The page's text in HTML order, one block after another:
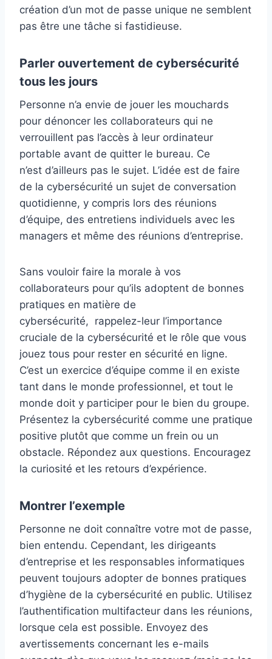
création d’un mot de passe unique ne semblent
pas être une tâche si fastidieuse.
Parler ouvertement de cybersécurité
tous les jours
Personne n’a envie de jouer les mouchards
pour dénoncer les collaborateurs qui ne
verrouillent pas l’accès à leur ordinateur
portable avant de quitter le bureau. Ce
n’est d’ailleurs pas le sujet. L’idée est de faire
de la cybersécurité un sujet de conversation
quotidienne, y compris lors des réunions
d’équipe, des entretiens individuels avec les
managers et même des réunions d’entreprise.
Sans vouloir faire la morale à vos
collaborateurs pour qu’ils adoptent de bonnes
pratiques en matière de
cybersécurité, rappelez-leur l’importance
cruciale de la cybersécurité et le rôle que vous
jouez tous pour rester en sécurité en ligne.
C’est un exercice d’équipe comme il en existe
tant dans le monde professionnel, et tout le
monde doit y participer pour le bien du groupe.
Présentez la cybersécurité comme une pratique
positive plutôt que comme un frein ou un
obstacle. Répondez aux questions. Encouragez
la curiosité et les retours d’expérience.
Montrer l’exemple
Personne ne doit connaître votre mot de passe,
bien entendu. Cependant, les dirigeants
d’entreprise et les responsables informatiques
peuvent toujours adopter de bonnes pratiques
d’hygiène de la cybersécurité en public. Utilisez
l’authentification multifacteur dans les réunions,
lorsque cela est possible. Envoyez des
avertissements concernant les e-mails